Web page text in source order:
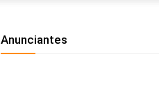
Anunciantes